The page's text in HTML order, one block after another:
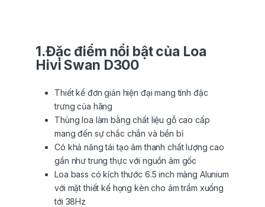
1.Đặc điểm nổi bật của Loa
Hivi Swan D300
Thiết kế đơn giản hiện đại mang tính đặc
trưng của hãng
Thùng loa làm bằng chất liệu gỗ cao cấp
mang đến sự chắc chắn và bền bỉ
Có khả năng tái tạo âm thanh chất lượng cao
gần như trung thực với nguồn âm gốc
Loa bass có kích thước 6.5 inch màng Alunium
với mặt thiết kế họng kèn cho âm trầm xuống
tới 38Hz